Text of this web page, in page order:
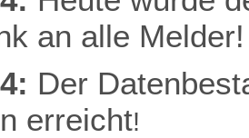
an alle Melder!
Der
erreicht!